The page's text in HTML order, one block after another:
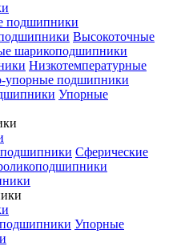
подшипники
Высокоточные
шарикоподшипники
Низкотемпературные
упорные подшипники
Упорные
подшипники Сферические
Упорные